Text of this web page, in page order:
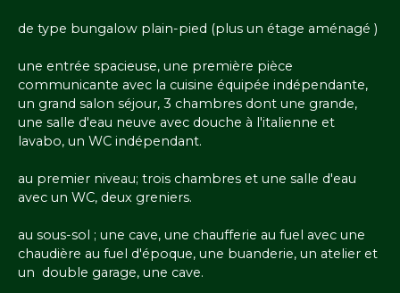
de type bungalow plain-pied (plus un étage aménagé )
une entrée spacieuse, une première pièce
communicante avec la cuisine équipée indépendante,
un grand salon séjour, 3 chambres dont une grande,
une salle d'eau neuve avec douche à l'italienne et
lavabo, un WC indépendant.
au premier niveau; trois chambres et une salle d'eau
avec un WC, deux greniers.
au sous-sol ; une cave, une chaufferie au fuel avec une
chaudière au fuel d'époque, une buanderie, un atelier et
un double garage, une cave.